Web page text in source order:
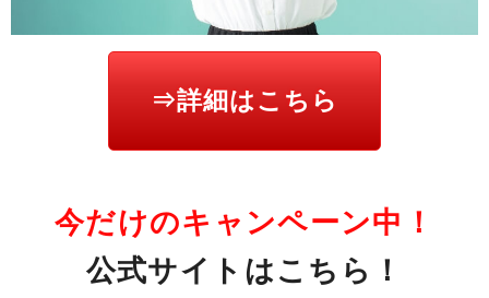
⇒詳細はこちら
今だけのキャンペーン中！
公式サイトはこちら！